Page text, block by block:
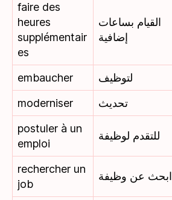
faire des
heures
supplémentair
es
القيام بساعات
إضافية
embaucher لتوظيف
moderniser
تحديث
postuler à un
emploi
للتقدم لوظيفة
rechercher un
job
ابحث عن وظيفة